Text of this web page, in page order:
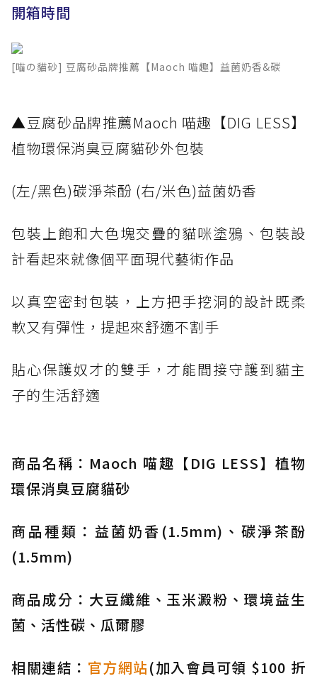
開箱時間
[喵の貓砂] 豆腐砂品牌推薦【Maoch 喵趣】益菌奶香&碳
​▲豆腐砂品牌推薦Maoch 喵趣【DIG LESS】
植物環保消臭豆腐貓砂外包裝
(左/黑色)碳淨茶酚 (右/米色)益菌奶香
包裝上飽和大色塊交疊的貓咪塗鴉、包裝設
計看起來就像個平面現代藝術作品
以真空密封包裝，上方把手挖洞的設計既柔
軟又有彈性，提起來舒適不割手
貼心保護奴才的雙手，才能間接守護到貓主
子的生活舒適
商品名稱：Maoch 喵趣【DIG LESS】植物
環保消臭豆腐貓砂
商品種類：益菌奶香(1.5mm)、碳淨茶酚
(1.5mm)
商品成分：大豆纖維、玉米澱粉、環境益生
菌、活性碳、瓜爾膠
相關連結： 官方網站(加入會員可領 $100 折